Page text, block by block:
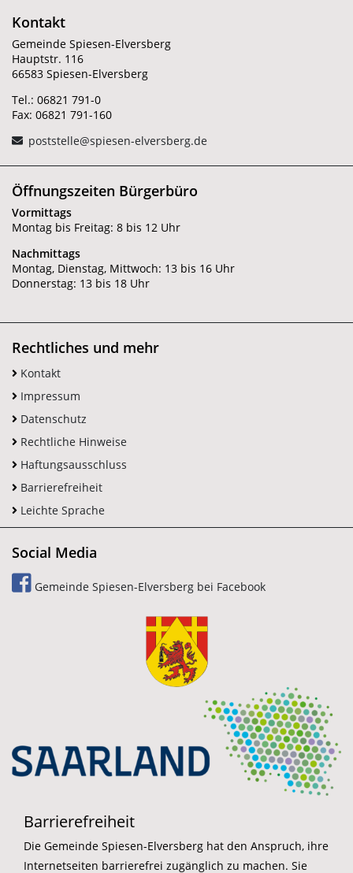
Kontakt
Gemeinde Spiesen-Elversberg
Hauptstr. 116
66583 Spiesen-Elversberg
Tel.: 06821 791-0
Fax: 06821 791-160
poststelle@spiesen-elversberg.de
Öffnungszeiten Bürgerbüro
Vormittags
Montag bis Freitag: 8 bis 12 Uhr
Nachmittags
Montag, Dienstag, Mittwoch: 13 bis 16 Uhr
Donnerstag: 13 bis 18 Uhr
Rechtliches und mehr
Kontakt
Impressum
Datenschutz
Rechtliche Hinweise
Haftungsausschluss
Barrierefreiheit
Leichte Sprache
Social Media
Gemeinde Spiesen-Elversberg bei Facebook
Barrierefreiheit
Die Gemeinde Spiesen-Elversberg hat den Anspruch, ihre
Internetseiten barrierefrei zugänglich zu machen. Sie